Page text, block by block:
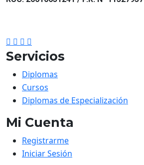
Servicios
Diplomas
Cursos
Diplomas de Especialización
Mi Cuenta
Registrarme
Iniciar Sesión